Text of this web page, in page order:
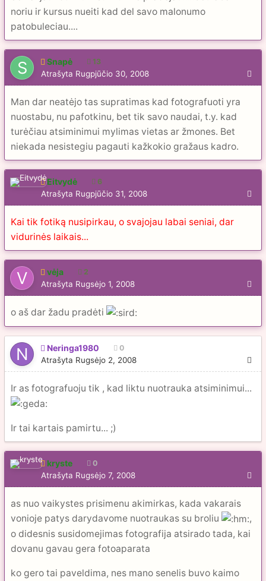
noriu ir kursus nueiti kad del savo malonumo
patobuleciau....
Snapė 13
Atrašyta Rugpjūčio 30, 2008
Man dar neatėjo tas supratimas kad fotografuoti yra
nuostabu, nu pafotkinu, bet tik savo naudai, t.y. kad
turėčiau atsiminimui mylimas vietas ar žmones. Bet
niekada nesistegiu pagauti kažkokio gražaus kadro.
Eitvydė 6
Atrašyta Rugpjūčio 31, 2008
Kai tik fotiką nusipirkau, o svajojau labai seniai, dar
vidurinės laikais...
vėja 2
Atrašyta Rugsėjo 1, 2008
o aš dar žadu pradėti
Neringa1980 0
Atrašyta Rugsėjo 2, 2008
Ir as fotografuoju tik , kad liktu nuotrauka atsiminimui...
Ir tai kartais pamirtu... ;)
kryste 0
Atrašyta Rugsėjo 7, 2008
as nuo vaikystes prisimenu akimirkas, kada vakarais
vonioje patys darydavome nuotraukas su broliu
,
o didesnis susidomejimas fotografija atsirado tada, kai
dovanu gavau gera fotoaparata
ko gero tai paveldima, nes mano senelis buvo kaimo